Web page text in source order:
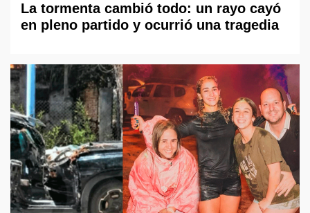
La tormenta cambió todo: un rayo cayó
en pleno partido y ocurrió una tragedia